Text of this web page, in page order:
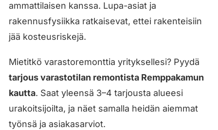
ammattilaisen kanssa. Lupa-asiat ja
rakennusfysiikka ratkaisevat, ettei rakenteisiin
jää kosteusriskejä.
Mietitkö varastoremonttia yrityksellesi? Pyydä
tarjous varastotilan remontista Remppakamun
kautta. Saat yleensä 3–4 tarjousta alueesi
urakoitsijoilta, ja näet samalla heidän aiemmat
työnsä ja asiakasarviot.